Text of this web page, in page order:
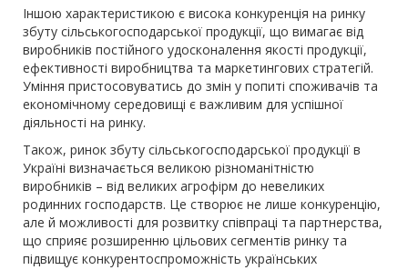
Іншою характеристикою є висока конкуренція на ринку
збуту сільськогосподарської продукції, що вимагає від
виробників постійного удосконалення якості продукції,
ефективності виробництва та маркетингових стратегій.
Уміння пристосовуватись до змін у попиті споживачів та
економічному середовищі є важливим для успішної
діяльності на ринку.
Також, ринок збуту сільськогосподарської продукції в
Україні визначається великою різноманітністю
виробників – від великих агрофірм до невеликих
родинних господарств. Це створює не лише конкуренцію,
але й можливості для розвитку співпраці та партнерства,
що сприяє розширенню цільових сегментів ринку та
підвищує конкурентоспроможність українських